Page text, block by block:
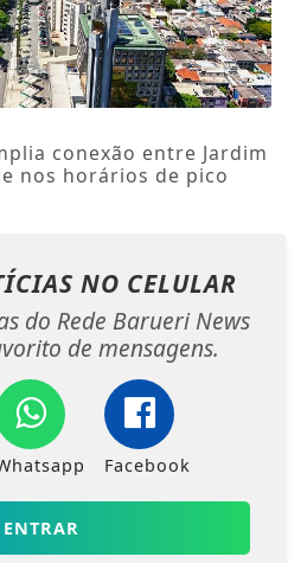
conexão entre Jardim
nos horários de pico
NO CELULAR
do Rede Barueri News
de mensagens.
Facebook
ENTRAR